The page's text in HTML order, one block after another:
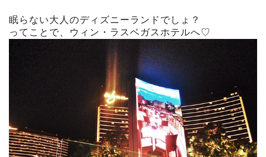
眠らない大人のディズニーランドでしょ？
ってことで、ウィン・ラスベガスホテルへ♡